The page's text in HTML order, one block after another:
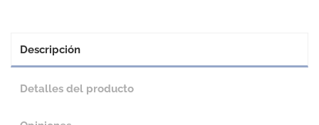
Descripción
Detalles del producto